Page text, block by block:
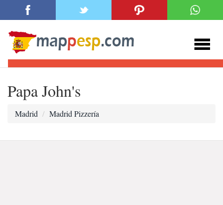
Papa John's
Madrid Madrid Pizzería